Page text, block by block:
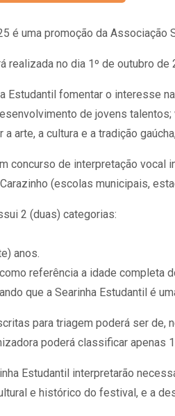
é uma promoção da Associação
realizada no dia 1º de outubro de
Estudantil fomentar o interesse
de jovens
arte, a cultura e a tradição
concurso de interpretação
(escolas municipais,
2 (duas) categorias:
anos.
referência a idade completa
que a Searinha Estudantil é
para triagem poderá ser de,
poderá classificar apenas
Estudantil interpretarão
e histórico do festival, e a